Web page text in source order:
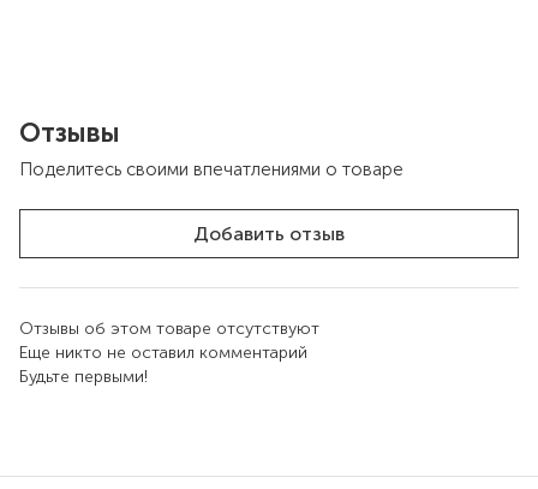
Отзывы
Поделитесь своими впечатлениями о товаре
Добавить отзыв
Отзывы об этом товаре отсутствуют
Еще никто не оставил комментарий
Будьте первыми!